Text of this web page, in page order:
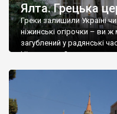
Ялта. Грецька
Греки залишили Україні
ніжинські огірочки – ви ж
загублений у радянські
Ніжин греки?